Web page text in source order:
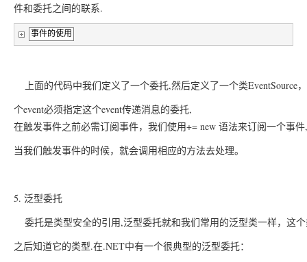
件和委托之间的联系.
事件的使用
上面的代码中我们定义了一个委托,然后定义了一个类
个event必须指定这个event传递消息的委托,
在触发事件之前必需订阅事件，我们使用+= new 语法来订阅一个事
当我们触发事件的时候， 就会调用相应的方法去处理。
5. 泛型委托
委托是类型安全的引用,泛型委托就和我们常用的泛型类一样，
之后知道它的类型.在.NET中有一个很典型的泛型委托：